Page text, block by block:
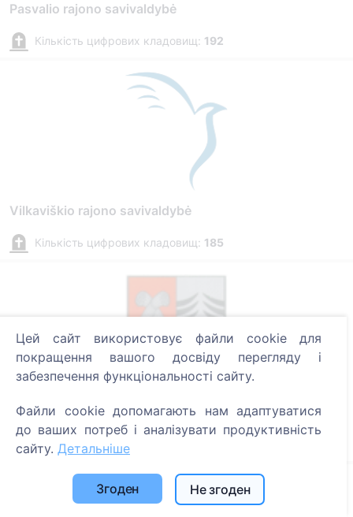
Pasvalio rajono savivaldybė
Кількість цифрових кладовищ: 192
Vilkaviškio rajono savivaldybė
Кількість цифрових кладовищ: 185
Šakių rajono savivaldybė
Кількість цифрових кладовищ:
Цей сайт використовує файли cookie для
покращення вашого досвіду перегляду і
забезпечення функціональності сайту.
Файли cookie допомагають нам адаптуватися
до ваших потреб і аналізувати продуктивність
сайту. Детальніше
Згоден Не згоден